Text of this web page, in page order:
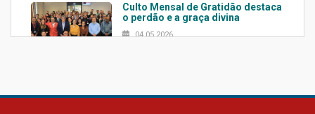
Culto Mensal de Gratidão destaca
o perdão e a graça divina
04.05.2026
Confira como foi o culto mensal